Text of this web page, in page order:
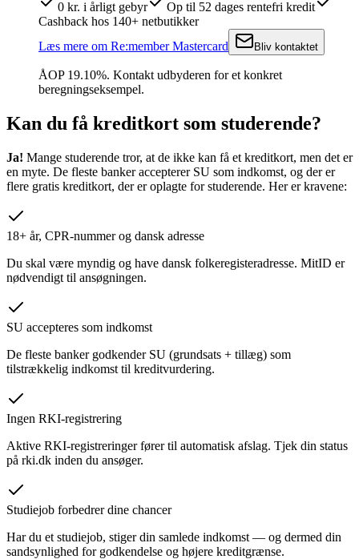
0 kr. i årligt gebyr
Op til 52 dages rentefri kredit
Cashback hos 140+ netbutikker
Læs mere om Re:member Mastercard Bliv kontaktet
ÅOP 19.10%. Kontakt udbyderen for et konkret
beregningseksempel.
Kan du få kreditkort som studerende?
Ja! Mange studerende tror, at de ikke kan få et kreditkort, men det er
en myte. De fleste banker accepterer SU som indkomst, og der er
flere gratis kreditkort, der er oplagte for studerende. Her er kravene:
18+ år, CPR-nummer og dansk adresse
Du skal være myndig og have dansk folkeregisteradresse. MitID er
nødvendigt til ansøgningen.
SU accepteres som indkomst
De fleste banker godkender SU (grundsats + tillæg) som
tilstrækkelig indkomst til kreditvurdering.
Ingen RKI-registrering
Aktive RKI-registreringer fører til automatisk afslag. Tjek din status
på rki.dk inden du ansøger.
Studiejob forbedrer dine chancer
Har du et studiejob, stiger din samlede indkomst — og dermed din
sandsynlighed for godkendelse og højere kreditgrænse.